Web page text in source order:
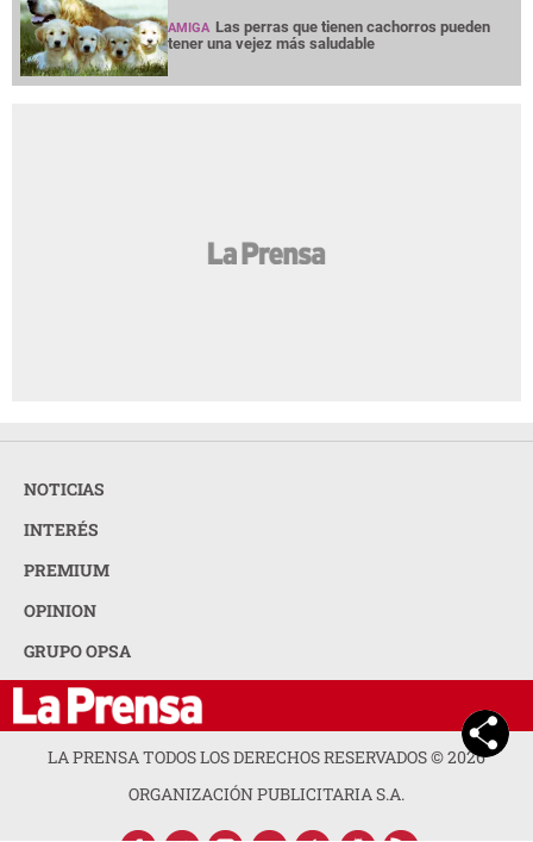
AMIGA Las perras que tienen cachorros pueden
tener una vejez más saludable
NOTICIAS
INTERÉS
PREMIUM
OPINION
GRUPO OPSA
LA PRENSA TODOS LOS DERECHOS RESERVADOS ©2026
ORGANIZACIÓN PUBLICITARIA S.A.